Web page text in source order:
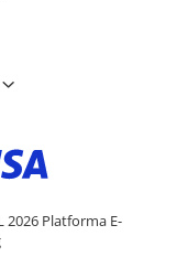
2026 Platforma E-